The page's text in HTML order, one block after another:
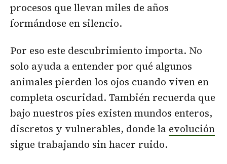
procesos que llevan miles de años
formándose en silencio.
Por eso este descubrimiento importa. No
solo ayuda a entender por qué algunos
animales pierden los ojos cuando viven en
completa oscuridad. También recuerda que
bajo nuestros pies existen mundos enteros,
discretos y vulnerables, donde la evolución
sigue trabajando sin hacer ruido.